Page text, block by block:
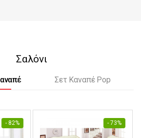
Σαλόνι
Σετ Καναπέ Pop
- 82% - 73%